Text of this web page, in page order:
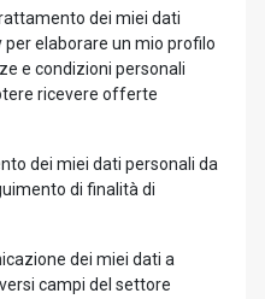
dei miei dati
elaborare un mio profilo
e condizioni personali
ricevere offerte
dei miei dati personali da
di finalità di
dei miei dati a
campi del settore